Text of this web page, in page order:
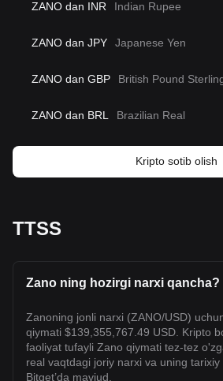
ZANO dan INR Indian Rupee
ZANO dan JPY Japanese Yen
ZANO dan GBP British Pound
ZANO dan BRL Brazilian Real
Kripto sotib olish
TTSS
Zano ning hozirgi narxi qancha?
Zanoning jonli narxi (ZANO/USD)
qiymati $139,355,767.49 USD. Kripto
faoliyat tufayli Zano qiymati tez-tez
real vaqtdagi joriy narxi va uning tarixiy
Bitget’da mavjud.